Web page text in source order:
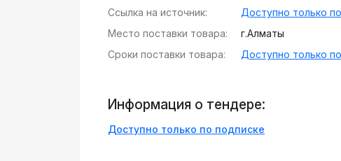
Ссылка на источник:
Доступно только
Место поставки товара:
г.Алматы
Сроки поставки товара:
Доступно только
Информация о тендере:
Доступно только по подписке